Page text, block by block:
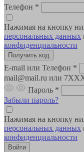
Телефон *
Нажимая на кнопку
персональных данных
конфиденциальности
E-mail или Телефон *
mail@mail.ru или
Пароль *
Забыли пароль?
Нажимая на кнопку
персональных данных
конфиденциальности